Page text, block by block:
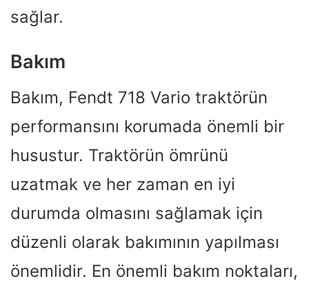
sağlar.
Bakım
Bakım, Fendt 718 Vario traktörün
performansını korumada önemli bir
husustur. Traktörün ömrünü
uzatmak ve her zaman en iyi
durumda olmasını sağlamak için
düzenli olarak bakımının yapılması
önemlidir. En önemli bakım noktaları,